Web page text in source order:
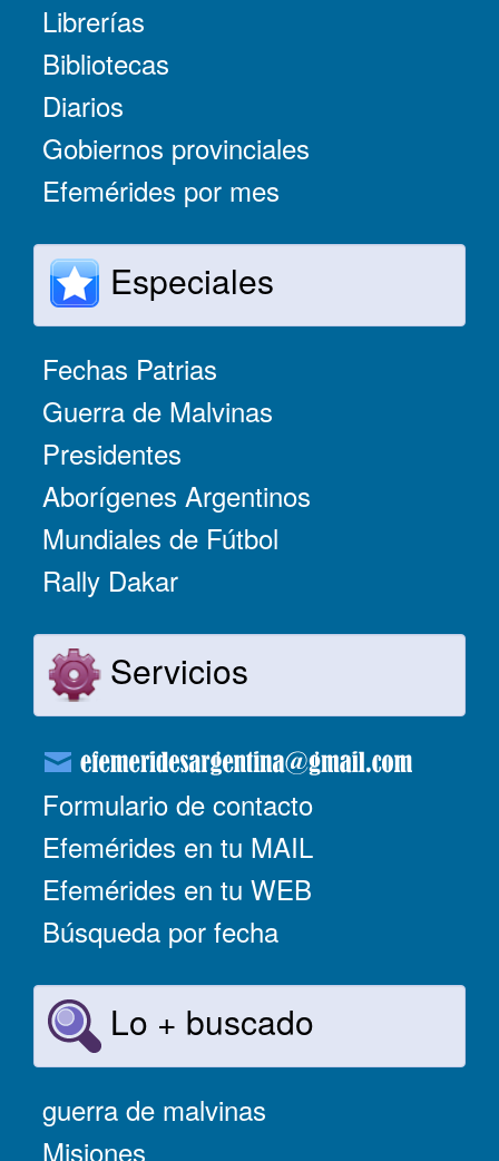
Librerías
Bibliotecas
Diarios
Gobiernos provinciales
Efemérides por mes
Especiales
Fechas Patrias
Guerra de Malvinas
Presidentes
Aborígenes Argentinos
Mundiales de Fútbol
Rally Dakar
Servicios
Formulario de contacto
Efemérides en tu MAIL
Efemérides en tu WEB
Búsqueda por fecha
Lo + buscado
guerra de malvinas
Misiones